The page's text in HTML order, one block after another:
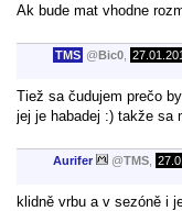
Ak bude mat vhodne
TMS @Bic0
Tiež sa čudujem prečo
jej je habadej :) takže sa
Aurifer @TMS
klidně vrbu a v sezóně i